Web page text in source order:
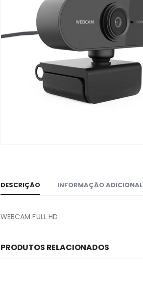
DESCRIÇÃO INFORMAÇÃO ADICIONAL
WEBCAM FULL HD
PRODUTOS RELACIONADOS